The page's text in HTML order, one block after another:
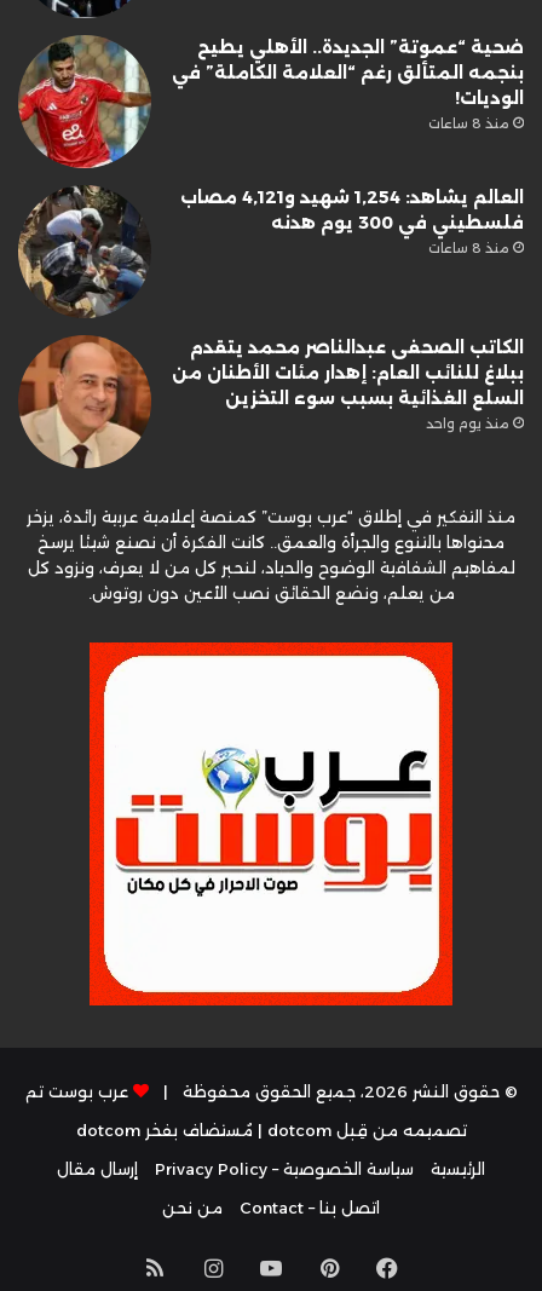
ضحية “عموتة” الجديدة.. الأهلي يطيح
بنجمه المتألق رغم “العلامة الكاملة” في
الوديات!
منذ 8 ساعات
العالم يشاهد: 1,254 شهيد و4,121 مصاب
فلسطيني في 300 يوم هدنه
منذ 8 ساعات
الكاتب الصحفى عبدالناصر محمد يتقدم
ببلاغ للنائب العام: إهدار مئات الأطنان من
السلع الغذائية بسبب سوء التخزين
منذ يوم واحد
منذ التفكير في إطلاق “عرب بوست” كمنصة إعلامية عربية رائدة، يزخر
محتواها بالتنوع والجرأة والعمق.. كانت الفكرة أن نصنع شيئا يرسخ
لمفاهيم الشفافية الوضوح والحياد، لنحبر كل من لا يعرف، ونزود كل
من يعلم، ونضع الحقائق نصب الأعين دون روتوش.
© حقوق النشر 2026، جميع الحقوق محفوظة |
عرب بوست تم
تصميمه من قِبل dotcom
| مُستضاف بفخرdotcom
الرئيسية
سياسة الخصوصية – Privacy Policy
إرسال مقال
اتصل بنا – Contact
من نحن
فيسبوكبينتيريست
يوتيوبانستقرامملخص